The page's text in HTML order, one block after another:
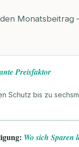
Monatsbeitrag
Preisfaktor
Schutz bis zu
Wo sich Sparen